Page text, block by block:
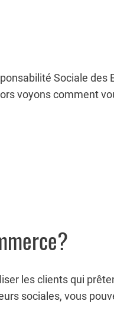
Sociale des
voyons comment
les clients qui
sociales, vous